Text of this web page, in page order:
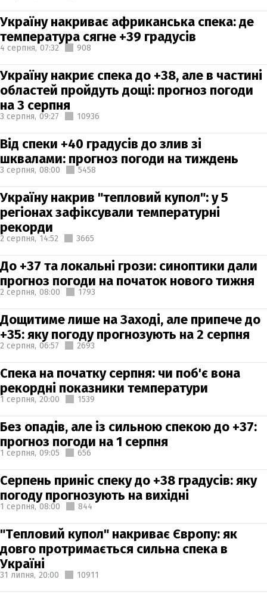
Україну накриває африканська спека: де
температура сягне +39 градусів
4 серпня, 07:32 908
Україну накриє спека до +38, але в частині
областей пройдуть дощі: прогноз погоди
на 3 серпня
3 серпня, 09:27 10936
Від спеки +40 градусів до злив зі
шквалами: прогноз погоди на тиждень
3 серпня, 08:00 5458
Україну накрив "тепловий купол": у 5
регіонах зафіксували температурні
рекорди
2 серпня, 14:52 3665
До +37 та локальні грози: синоптики дали
прогноз погоди на початок нового тижня
2 серпня, 08:00 1793
Дощитиме лише на Заході, але припече до
+35: яку погоду прогнозують на 2 серпня
2 серпня, 06:57 2693
Спека на початку серпня: чи поб'є вона
рекордні показники температури
1 серпня, 20:00 1539
Без опадів, але із сильною спекою до +37:
прогноз погоди на 1 серпня
1 серпня, 09:05 656
Серпень приніс спеку до +38 градусів: яку
погоду прогнозують на вихідні
1 серпня, 08:00 844
"Тепловий купол" накриває Європу: як
довго протримається сильна спека в
Україні
31 липня, 20:00 10911